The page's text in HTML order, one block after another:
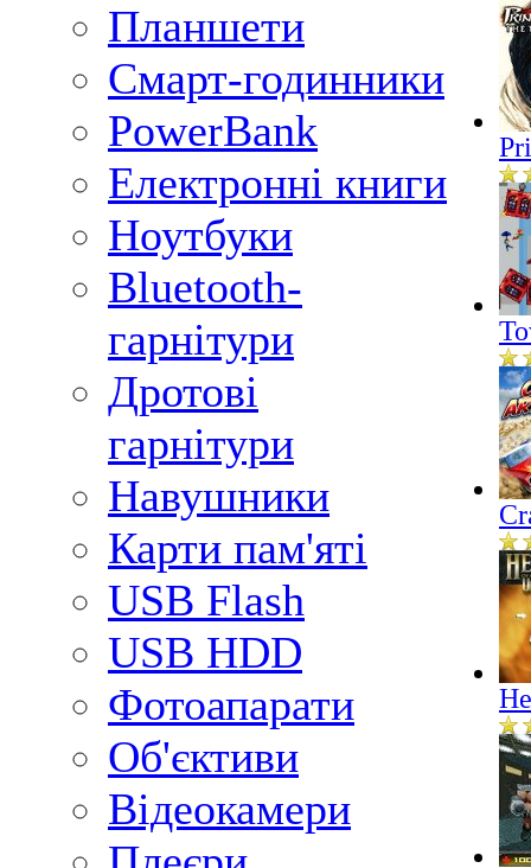
Планшети
Смарт-годинники
PowerBank
Електронні книги
Ноутбуки
Bluetooth-
гарнітури
Дротові
гарнітури
Навушники
Карти пам'яті
USB Flash
USB HDD
Фотоапарати
Об'єктиви
Відеокамери